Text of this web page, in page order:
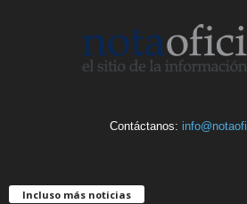
Contáctanos:
Incluso más noticias